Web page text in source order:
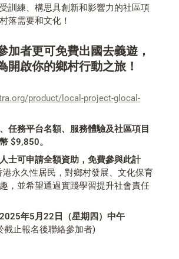
訓練、構思具創新和影響力的社區項
落需要和文化！
加者更可免費出國去義遊，
開啟你的鄉村行動之旅！
product/local-project-glocal-
任務平台名額、服務體驗及社區項目
$9,850。
士可申請全額資助，免費參與此計
港永久性居民，對鄉村發展、文化保育
，並希望通過實踐學習提升社會責任
年5月22日（星期四）中午
截止報名後聯絡參加者)